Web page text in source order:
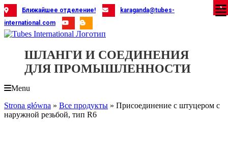
Skip
to
content
Ближайшее отделение!
karaganda@tubes-
international.com
ШЛАНГИ И СОЕДИНЕНИЯ
ДЛЯ ПРОМЫШЛЕННОСТИ
Menu
Strona główna » Все продукты » Присоединение с штуцером с
наружной резьбой, тип R6
X
X
X
X
X
X
X
X
X
X
X
X
X
X
X
X
X
X
X